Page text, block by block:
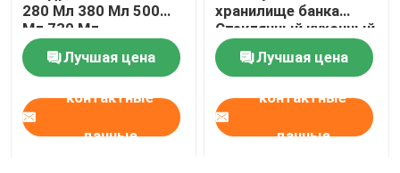
280 Мл 380 Мл 500
Мл 730 Мл
стеклянный банка
для хранения с
крышкой из
оловянной пластины
Лучшая цена
контактные
данные
хранилище банка
Стеклянный кухонный
контейнер с
металлическими
крышками
Лучшая цена
контактные
данные